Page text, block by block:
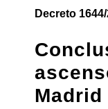
Decreto